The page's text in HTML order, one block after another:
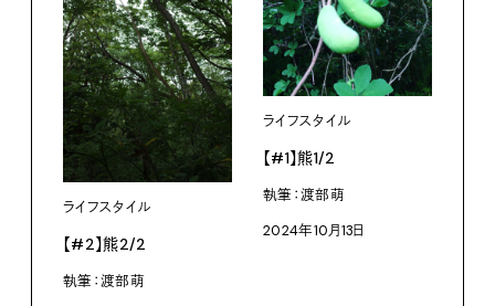
ライフスタイル
【#2】熊2/2
執筆：渡部萌
ライフスタイル
【#1】熊1/2
執筆：渡部萌
2024年10月13日